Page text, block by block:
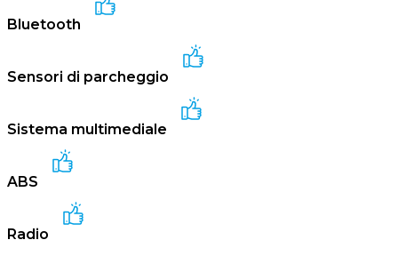
Bluetooth
Sensori di parcheggio
Sistema multimediale
ABS
Radio